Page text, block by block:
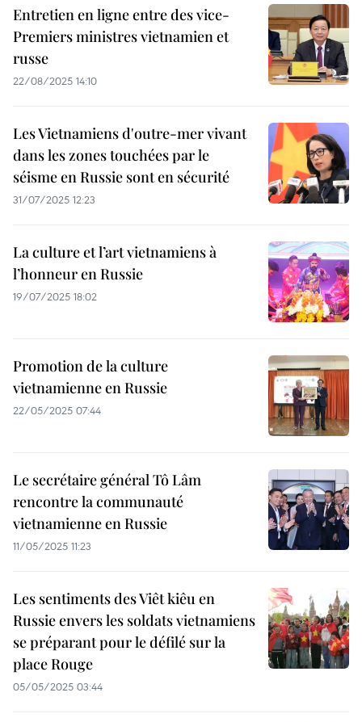
Entretien en ligne entre des vice-
Premiers ministres vietnamien et
russe
22/08/2025 14:10
Les Vietnamiens d'outre-mer vivant
dans les zones touchées par le
séisme en Russie sont en sécurité
31/07/2025 12:23
La culture et l’art vietnamiens à
l’honneur en Russie
19/07/2025 18:02
Promotion de la culture
vietnamienne en Russie
22/05/2025 07:44
Le secrétaire général Tô Lâm
rencontre la communauté
vietnamienne en Russie
11/05/2025 11:23
Les sentiments des Viêt kiêu en
Russie envers les soldats vietnamiens
se préparant pour le défilé sur la
place Rouge
05/05/2025 03:44